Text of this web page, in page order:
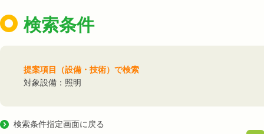
検索条件
提案項目（設備・技術）で検索
対象設備：照明
検索条件指定画面に戻る